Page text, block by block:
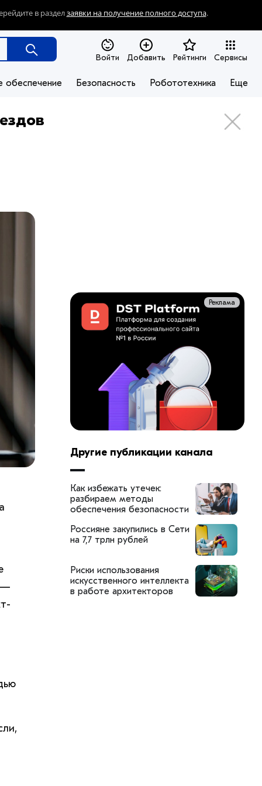
в разделзаявки на получение полного доступа.
Войти Добавить Рейтинги Сервисы
обеспечение Безопасность Робототехника Еще
—
Реклама
Другие публикации канала
Как избежать утечек:
разбираем методы
обеспечения безопасности
Россияне закупились в Сети
на 7,7 трлн рублей
Риски использования
искусственного интеллекта
в работе архитекторов